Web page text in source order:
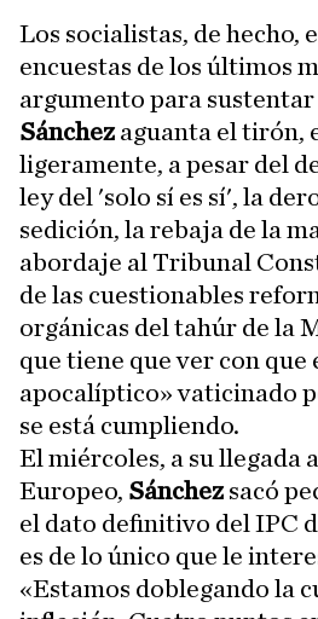
Los socialistas, de hecho,
encuestas de los últimos
argumento para
Sánchezaguanta el tirón,
ligeramente, a pesar del
ley del 'solo sí es sí', la
sedición, la rebaja de la
abordaje al Tribunal
de las cuestionables
orgánicas del tahúr de la
que tiene que ver con que
apocalíptico» vaticinado
se está cumpliendo.
El miércoles, a su llegada
Europeo, Sánchezsacó
el dato definitivo del IPC
es de lo único que le
«Estamos doblegando la